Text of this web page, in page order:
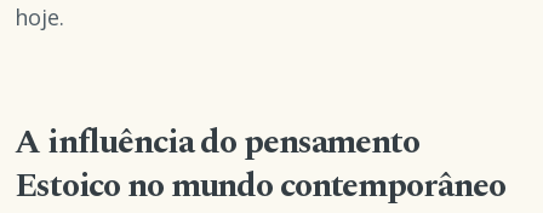
hoje.
A influência do pensamento
Estoico no mundo contemporâneo